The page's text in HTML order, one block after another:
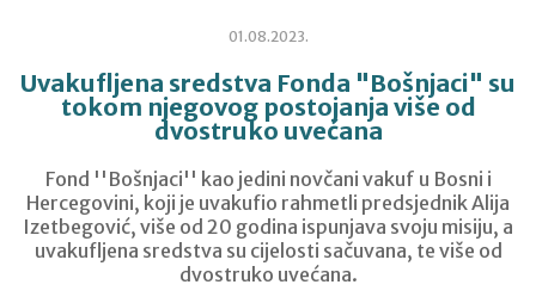
01.08.2023.
Uvakufljena sredstva Fonda "Bošnjaci" su
tokom njegovog postojanja više od
dvostruko uvećana
Fond ''Bošnjaci'' kao jedini novčani vakuf u Bosni i
Hercegovini, koji je uvakufio rahmetli predsjednik Alija
Izetbegović, više od 20 godina ispunjava svoju misiju, a
uvakufljena sredstva su cijelosti sačuvana, te više od
dvostruko uvećana.